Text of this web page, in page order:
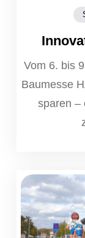
Vom 6. bis
Baumesse
sparen –